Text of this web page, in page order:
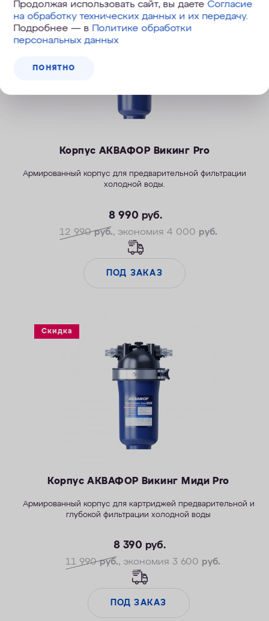
Корпус АКВАФОР Викинг Pro
Армированный корпус для предварительной фильтрации
холодной воды.
8 990 руб.
12 990руб., экономия 4 000 руб.
ПОД ЗАКАЗ
Скидка
Корпус АКВАФОР Викинг Миди Pro
Армированный корпус для картриджей предварительной и
глубокой фильтрации холодной воды
8 390 руб.
11 990руб., экономия 3 600 руб.
ПОД ЗАКАЗ
Продолжая использовать сайт, вы даетеСогласие
на обработку технических данных и их передачу.
Подробнее — в Политике обработки
персональных данных
ПОНЯТНО